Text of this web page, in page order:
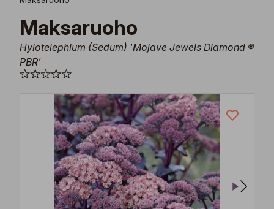
Maksaruoho
Hylotelephium (Sedum) 'Mojave Jewels Diamond ®
PBR'